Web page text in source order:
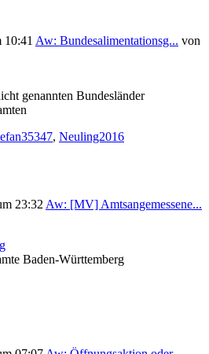
10:41 Aw: Bundesalimentationsg... von
genannten Bundesländer
, Neuling2016
23:32 Aw: [MV] Amtsangemessene...
Baden-Württemberg